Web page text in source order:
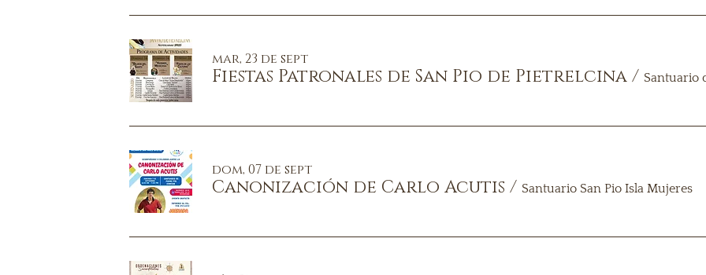
mar, 23 de sept
Fiestas Patronales de San Pio de Pietrelcina / Santuario
dom, 07 de sept
Canonización de Carlo Acutis / Santuario San Pio Isla Mujeres